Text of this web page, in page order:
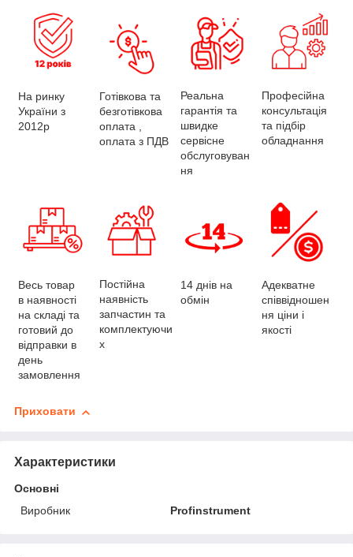
На ринку
України з
2012р
Готівкова та
безготівкова
оплата ,
оплата з ПДВ
Реальна
гарантія та
швидке
сервісне
обслуговуван
ня
Професійна
консультація
та підбір
обладнання
Весь товар
в наявності
на складі та
готовий до
відправки в
день
замовлення
Постійна
наявність
запчастин та
комплектуючи
х
14 днів на
обмін
Адекватне
співвідношен
ня ціни і
якості
Приховати
Характеристики
Основні
Виробник
Profinstrument